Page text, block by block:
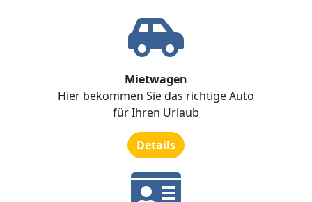
Mietwagen
Hier bekommen Sie das richtige Auto
für Ihren Urlaub
Details